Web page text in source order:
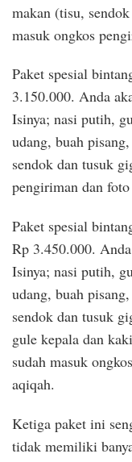
makan (tisu,
masuk ongkos
Paket spesial
3.150.000. Anda
Isinya; nasi putih,
udang, buah
sendok dan tusuk
pengiriman dan
Paket spesial
Rp 3.450.000.
Isinya; nasi putih,
udang, buah
sendok dan tusuk
gule kepala dan
sudah masuk
aqiqah.
Ketiga paket ini
tidak memiliki